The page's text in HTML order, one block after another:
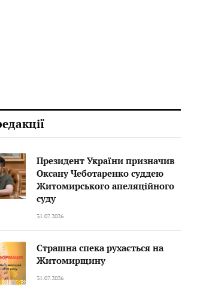
Президент України призначив
Оксану Чеботаренко суддею
Житомирського апеляційного
суду
31.07.2026
Страшна спека рухається на
Житомирщину
31.07.2026